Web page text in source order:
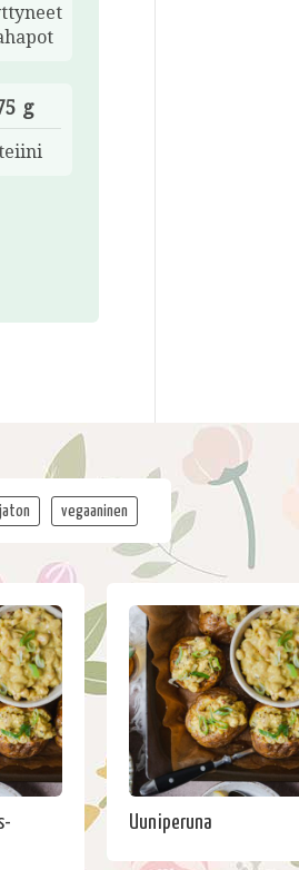
g
vegaaninen
Uuniperuna